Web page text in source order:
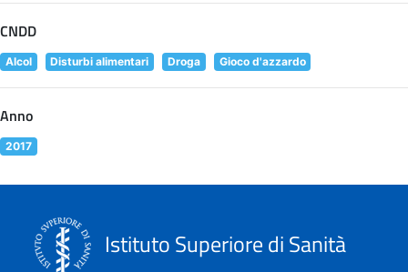
CNDD
Alcol Disturbi alimentari Droga Gioco d'azzardo
Anno
2017
Istituto Superiore di Sanità